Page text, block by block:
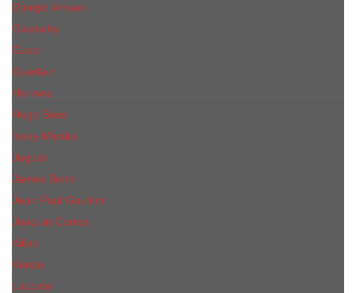
Giorgio Armani
Givenchy
Gucci
Guerlain
Hermes
Hugo Boss
Issey Miyake
Jaguar
James Bond
Jean Paul Gaultier
Joaquin Сortes
Kilian
Kenzo
Lacoste